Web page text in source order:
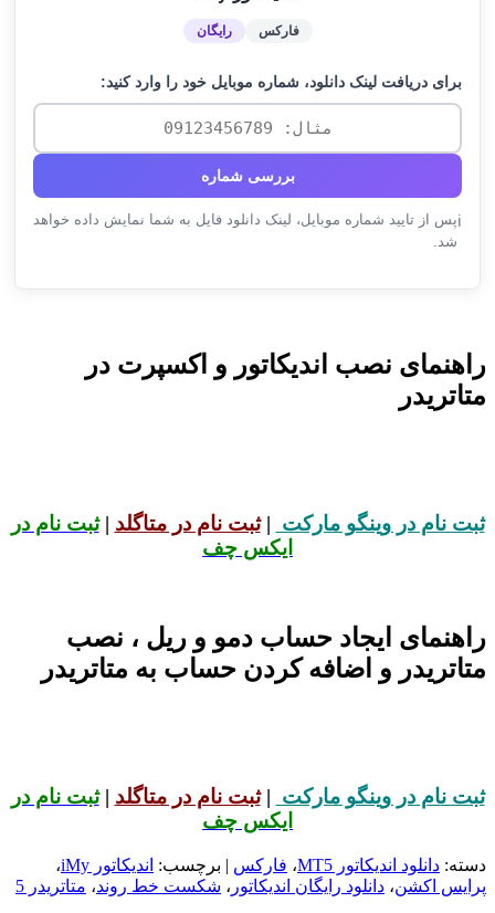
فارکس رایگان
برای دریافت لینک دانلود، شماره موبایل خود را وارد کنید:
بررسی شماره
ℹ️پس از تایید شماره موبایل، لینک دانلود فایل به شما نمایش داده خواهد
شد.
راهنمای نصب اندیکاتور و اکسپرت در
متاتریدر
ثبت نام در وینگو مارکت |ثبت نام در متاگلد |ثبت نام در
ایکس چف
راهنمای ایجاد حساب دمو و ریل ، نصب
متاتریدر و اضافه کردن حساب به متاتریدر
ثبت نام در وینگو مارکت |ثبت نام در متاگلد |ثبت نام در
ایکس چف
دسته: دانلود اندیکاتور MT5 ، فارکس | برچسب: اندیکاتور iMy
،
پرایس اکشن، دانلود رایگان اندیکاتور ، شکست خط روند، متاتریدر 5